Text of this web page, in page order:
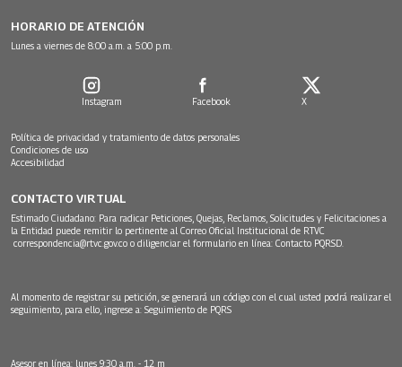
HORARIO DE ATENCIÓN
Lunes a viernes de 8:00 a.m. a 5:00 p.m.
Instagram Facebook X
Política de privacidad y tratamiento de datos personales
Condiciones de uso
Accesibilidad
CONTACTO VIRTUAL
Estimado Ciudadano: Para radicar Peticiones, Quejas, Reclamos, Solicitudes y Felicitaciones a
la Entidad puede remitir lo pertinente al Correo Oficial Institucional de RTVC
correspondencia@rtvc.gov.co o diligenciar el formulario en línea: Contacto PQRSD.
Al momento de registrar su petición, se generará un código con el cual usted podrá realizar el
seguimiento, para ello, ingrese a: Seguimiento de PQRS
Asesor en línea: lunes 9:30 a.m. - 12 m